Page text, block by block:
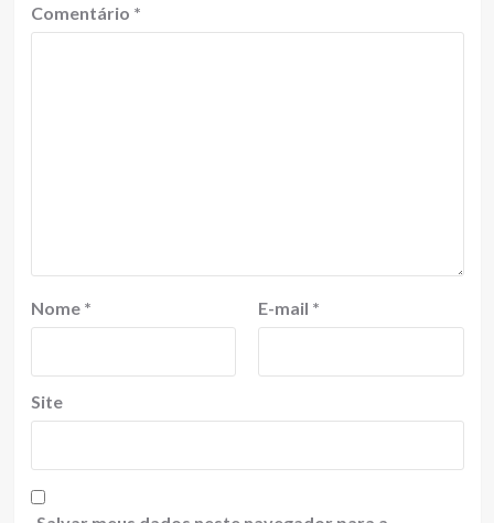
Comentário *
Nome * E-mail *
Site